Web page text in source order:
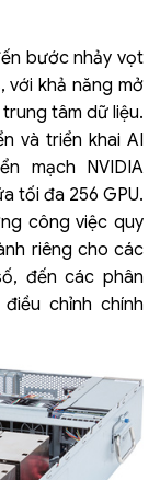
bước nhảy vọt
với khả năng mở
tâm dữ liệu.
và triển khai AI
mạch NVIDIA
tối đa 256 GPU.
công việc quy
riêng cho các
đến các phân
chỉnh chính